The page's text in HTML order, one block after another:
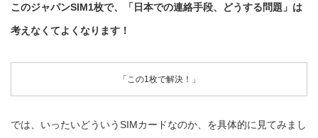
このジャパンSIM1枚で、「日本での連絡手段、どうする問題」は
考えなくてよくなります！
「この1枚で解決！」
では、いったいどういうSIMカードなのか、を具体的に見てみまし